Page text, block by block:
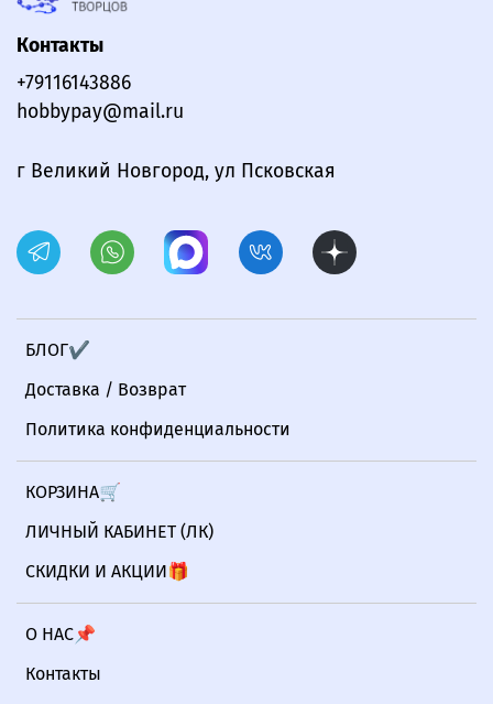
БЛОГ✔
Доставка / Возврат
Политика конфиденциальности
КОРЗИНА🛒
ЛИЧНЫЙ КАБИНЕТ (ЛК)
СКИДКИ И АКЦИИ🎁
О НАС📌
Контакты
Контакты
+79116143886
hobbypay@mail.ru
г Великий Новгород, ул Псковская